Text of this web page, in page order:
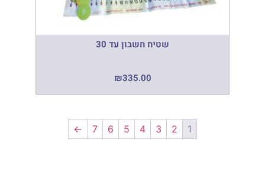
שטיח חשבון עד 30
₪335.00
1
2
3
4
5
6
7
←